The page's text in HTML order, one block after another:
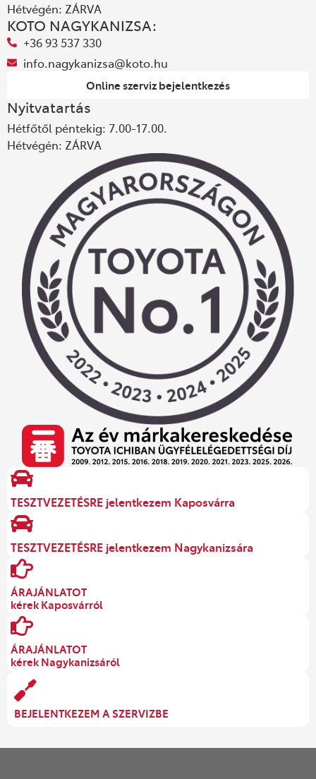
Hétvégén: ZÁRVA
KOTO NAGYKANIZSA:
+36 93 537 330
info.nagykanizsa@koto.hu
Online szerviz bejelentkezés
Nyitvatartás
Hétfőtől péntekig: 7.00-17.00.
Hétvégén: ZÁRVA
TESZTVEZETÉSRE jelentkezem Kaposvárra
TESZTVEZETÉSRE jelentkezem Nagykanizsára
ÁRAJÁNLATOT
kérek Kaposvárról
ÁRAJÁNLATOT
kérek Nagykanizsáról
BEJELENTKEZEM A SZERVIZBE